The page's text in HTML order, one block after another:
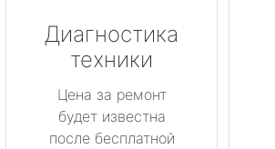
Диагностика
техники
Цена за ремонт
будет известна
после бесплатной